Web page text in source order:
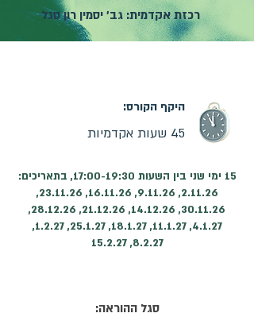
רכזת אקדמית: גב' יסמין רון סגל
היקף הקורס:
45 שעות אקדמיות
15 ימי שני בין השעות 17:00-19:30, בתאריכים:
2.11.26, 9.11.26, 16.11.26, 23.11.26,
30.11.26, 14.12.26, 21.12.26, 28.12.26,
4.1.27, 11.1.27, 18.1.27, 25.1.27, 1.2.27,
8.2.27, 15.2.27
סגל ההוראה: